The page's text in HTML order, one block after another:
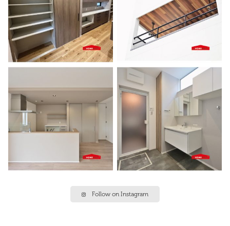
Follow on Instagram